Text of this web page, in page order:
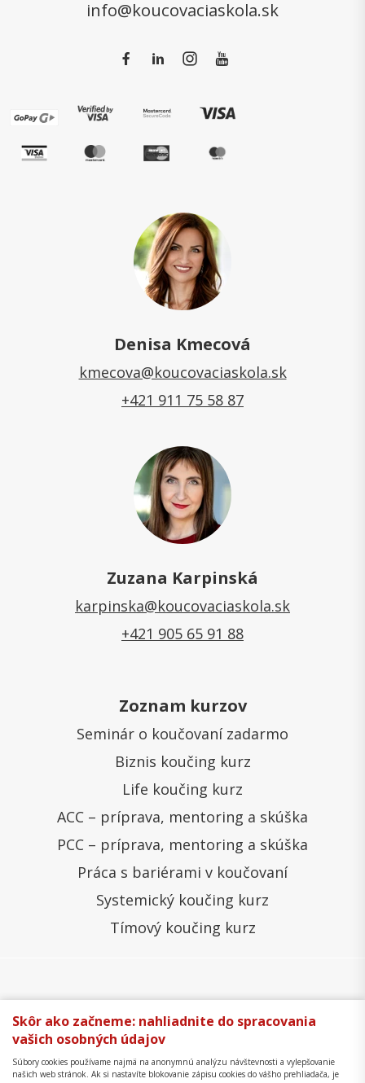
info@koucovaciaskola.sk
Denisa Kmecová
kmecova@koucovaciaskola.sk
+421 911 75 58 87
Zuzana Karpinská
karpinska@koucovaciaskola.sk
+421 905 65 91 88
Zoznam kurzov
Seminár o koučovaní zadarmo
Biznis koučing kurz
Life koučing kurz
ACC – príprava, mentoring a skúška
PCC – príprava, mentoring a skúška
Práca s bariérami v koučovaní
Systemický koučing kurz
Tímový koučing kurz
Všeobecné obchodné podmienky
Správa cookies
Ochrana osobných údajov
Formulár na odstúpenie
Mapa stránky
Skôr ako začneme: nahliadnite do spracovania
vašich osobných údajov
Súbory cookies používame najmä na anonymnú analýzu návštevnosti a vylepšovanie
našich web stránok. Ak si nastavíte blokovanie zápisu cookies do vášho prehliadača, je